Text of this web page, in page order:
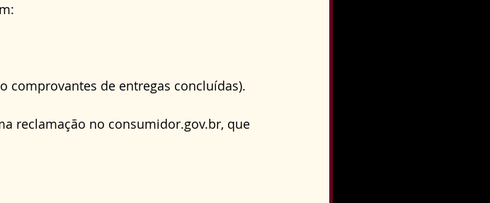
comprovantes de entregas concluídas).
reclamação no consumidor.gov.br, que